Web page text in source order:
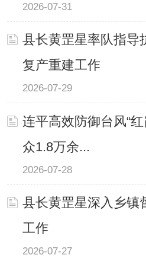
2026-07-31
县长黄罡星率队指导
复产重建工作
2026-07-29
连平高效防御台风“
众1.8万余...
2026-07-28
县长黄罡星深入乡镇
工作
2026-07-27